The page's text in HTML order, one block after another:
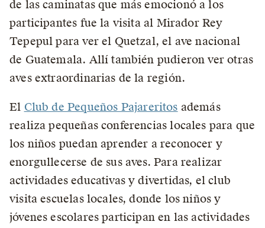
de las caminatas que más emocionó a los
participantes fue la visita al Mirador Rey
Tepepul para ver el Quetzal, el ave nacional
de Guatemala. Allí también pudieron ver otras
aves extraordinarias de la región.
El Club de Pequeños Pajareritos además
realiza pequeñas conferencias locales para que
los niños puedan aprender a reconocer y
enorgullecerse de sus aves. Para realizar
actividades educativas y divertidas, el club
visita escuelas locales, donde los niños y
jóvenes escolares participan en las actividades